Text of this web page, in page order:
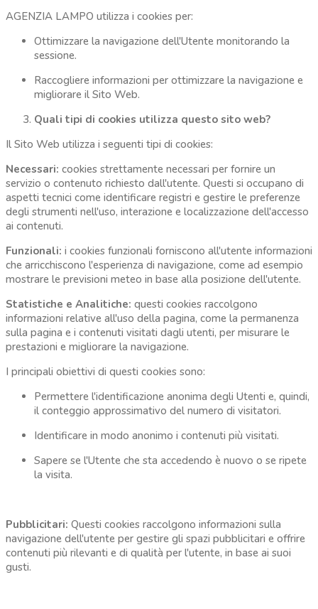
AGENZIA LAMPO utilizza i cookies per:
Ottimizzare la navigazione dell'Utente monitorando la
sessione.
Raccogliere informazioni per ottimizzare la navigazione e
migliorare il Sito Web.
Quali tipi di cookies utilizza questo sito web?
Il Sito Web utilizza i seguenti tipi di cookies:
Necessari: cookies strettamente necessari per fornire un
servizio o contenuto richiesto dall'utente. Questi si occupano di
aspetti tecnici come identificare registri e gestire le preferenze
degli strumenti nell'uso, interazione e localizzazione dell'accesso
ai contenuti.
Funzionali: i cookies funzionali forniscono all'utente informazioni
che arricchiscono l'esperienza di navigazione, come ad esempio
mostrare le previsioni meteo in base alla posizione dell'utente.
Statistiche e Analitiche: questi cookies raccolgono
informazioni relative all'uso della pagina, come la permanenza
sulla pagina e i contenuti visitati dagli utenti, per misurare le
prestazioni e migliorare la navigazione.
I principali obiettivi di questi cookies sono:
Permettere l'identificazione anonima degli Utenti e, quindi,
il conteggio approssimativo del numero di visitatori.
Identificare in modo anonimo i contenuti più visitati.
Sapere se l'Utente che sta accedendo è nuovo o se ripete
la visita.
Pubblicitari: Questi cookies raccolgono informazioni sulla
navigazione dell'utente per gestire gli spazi pubblicitari e offrire
contenuti più rilevanti e di qualità per l'utente, in base ai suoi
gusti.